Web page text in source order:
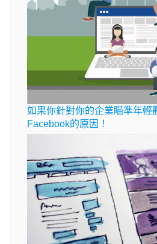
如果你針對你的企業瞄準年輕
Facebook的原因！